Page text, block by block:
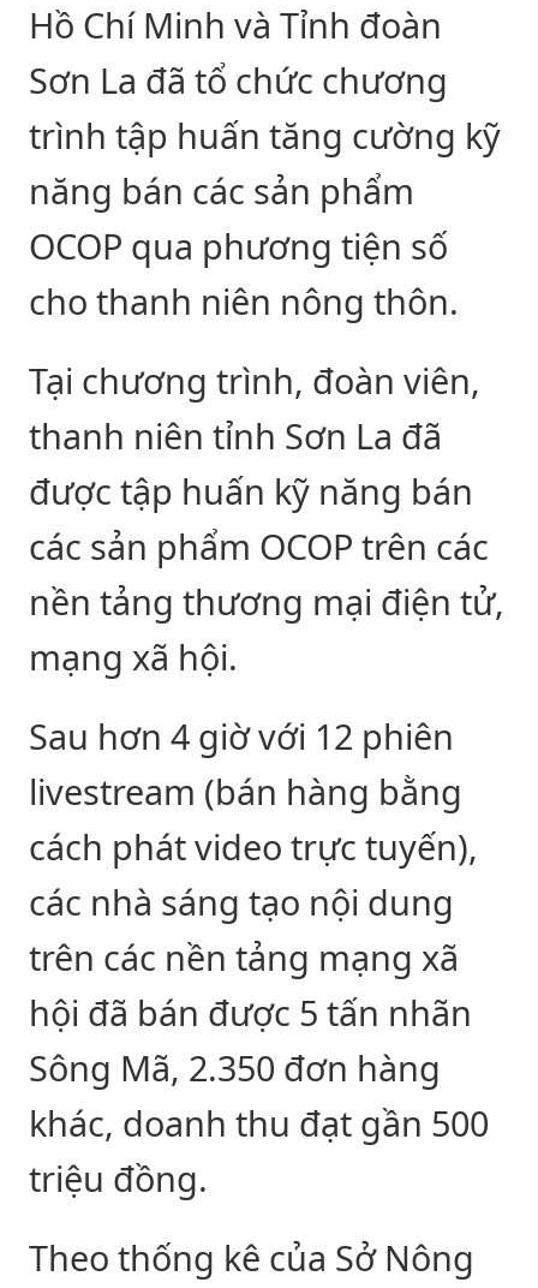
Hồ Chí Minh và Tỉnh đoàn
Sơn La đã tổ chức chương
trình tập huấn tăng cường kỹ
năng bán các sản phẩm
OCOP qua phương tiện số
cho thanh niên nông thôn.
Tại chương trình, đoàn viên,
thanh niên tỉnh Sơn La đã
được tập huấn kỹ năng bán
các sản phẩm OCOP trên các
nền tảng thương mại điện tử,
mạng xã hội.
Sau hơn 4 giờ với 12 phiên
livestream (bán hàng bằng
cách phát video trực tuyến),
các nhà sáng tạo nội dung
trên các nền tảng mạng xã
hội đã bán được 5 tấn nhãn
Sông Mã, 2.350 đơn hàng
khác, doanh thu đạt gần 500
triệu đồng.
Theo thống kê của Sở Nông